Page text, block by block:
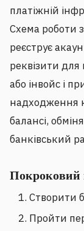
платіжній
Схема роботи
реєструє
реквізити для
або інвойс і
надходження
балансі,
банківський
Покроковий
Створити
Пройти